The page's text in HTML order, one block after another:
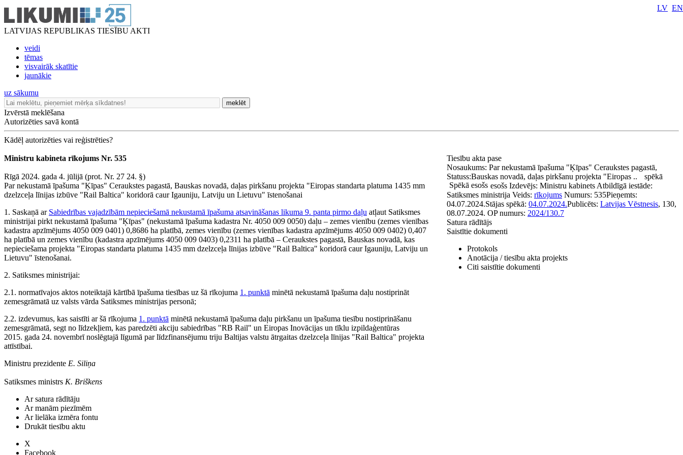
LATVIJAS REPUBLIKAS TIESĪBU AKTI
veidi
tēmas
visvairāk skatītie
jaunākie
LV EN
uz sākumu
meklēt
Izvērstā meklēšana
Autorizēties savā kontā
Kādēļ autorizēties vai reģistrēties?
Ministru kabineta rīkojums Nr. 535
Rīgā 2024. gada 4. jūlijā (prot. Nr. 27 24. §)
Par nekustamā īpašuma "Ķīpas" Ceraukstes pagastā, Bauskas novadā, daļas pirkšanu projekta "Eiropas standarta platuma 1435 mm
dzelzceļa līnijas izbūve "Rail Baltica" koridorā caur Igauniju, Latviju un Lietuvu" īstenošanai
1. Saskaņā ar Sabiedrības vajadzībām nepieciešamā nekustamā īpašuma atsavināšanas likuma 9. panta pirmo daļu atļaut Satiksmes
ministrijai pirkt nekustamā īpašuma "Ķīpas" (nekustamā īpašuma kadastra Nr. 4050 009 0050) daļu – zemes vienību (zemes vienības
kadastra apzīmējums 4050 009 0401) 0,8686 ha platībā, zemes vienību (zemes vienības kadastra apzīmējums 4050 009 0402) 0,407
ha platībā un zemes vienību (kadastra apzīmējums 4050 009 0403) 0,2311 ha platībā – Ceraukstes pagastā, Bauskas novadā, kas
nepieciešama projekta "Eiropas standarta platuma 1435 mm dzelzceļa līnijas izbūve "Rail Baltica" koridorā caur Igauniju, Latviju un
Lietuvu" īstenošanai.
2. Satiksmes ministrijai:
2.1. normatīvajos aktos noteiktajā kārtībā īpašuma tiesības uz šā rīkojuma 1. punktā minētā nekustamā īpašuma daļu nostiprināt
zemesgrāmatā uz valsts vārda Satiksmes ministrijas personā;
2.2. izdevumus, kas saistīti ar šā rīkojuma 1. punktā minētā nekustamā īpašuma daļu pirkšanu un īpašuma tiesību nostiprināšanu
zemesgrāmatā, segt no līdzekļiem, kas paredzēti akciju sabiedrības "RB Rail" un Eiropas Inovācijas un tīklu izpildaģentūras
2015. gada 24. novembrī noslēgtajā līgumā par līdzfinansējumu triju Baltijas valstu ātrgaitas dzelzceļa līnijas "Rail Baltica" projekta
attīstībai.
Ministru prezidente E. Siliņa
Satiksmes ministrs K. Briškens
Tiesību akta pase
Nosaukums: Par nekustamā īpašuma "Ķīpas" Ceraukstes pagastā,
Bauskas novadā, daļas pirkšanu projekta "Eiropas ..
Statuss:
Spēkā esošs
spēkā
esošs Izdevējs: Ministru kabinets Atbildīgā iestāde:
Satiksmes ministrija Veids: rīkojums Numurs: 535Pieņemts:
04.07.2024.Stājas spēkā: 04.07.2024.Publicēts: Latvijas Vēstnesis, 130,
08.07.2024. OP numurs: 2024/130.7
Satura rādītājs
Saistītie dokumenti
Protokols
Anotācija / tiesību akta projekts
Citi saistītie dokumenti
Ar satura rādītāju
Ar manām piezīmēm
Ar lielāka izmēra fontu
Drukāt tiesību aktu
X
Facebook